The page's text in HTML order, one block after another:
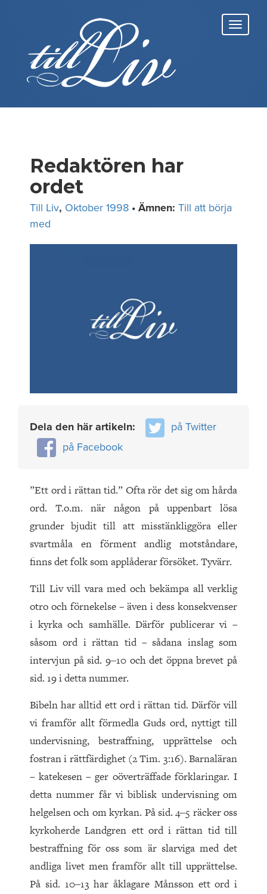
Redaktören har
ordet
Till Liv, Oktober 1998 • Ämnen: Till att börja
med
Dela den här artikeln:
på Twitter
på Facebook
”Ett ord i rättan tid.” Ofta rör det sig om hårda
ord. T.o.m. när någon på uppenbart lösa
grunder bjudit till att misstänkliggöra eller
svartmåla en förment andlig motståndare,
finns det folk som applåderar försöket. Tyvärr.
Till Liv vill vara med och bekämpa all verklig
otro och förnekelse – även i dess konsekvenser
i kyrka och samhälle. Därför publicerar vi –
såsom ord i rättan tid – sådana inslag som
intervjun på sid. 9‒10 och det öppna brevet på
sid. 19 i detta nummer.
Bibeln har alltid ett ord i rättan tid. Därför vill
vi framför allt förmedla Guds ord, nyttigt till
undervisning, bestraffning, upprättelse och
fostran i rättfärdighet (2 Tim. 3:16). Barnaläran
– katekesen – ger oöverträffade förklaringar. I
detta nummer får vi biblisk undervisning om
helgelsen och om kyrkan. På sid. 4‒5 räcker oss
kyrkoherde Landgren ett ord i rättan tid till
bestraffning för oss som är slarviga med det
andliga livet men framför allt till upprättelse.
På sid. 10‒13 har åklagare Månsson ett ord i